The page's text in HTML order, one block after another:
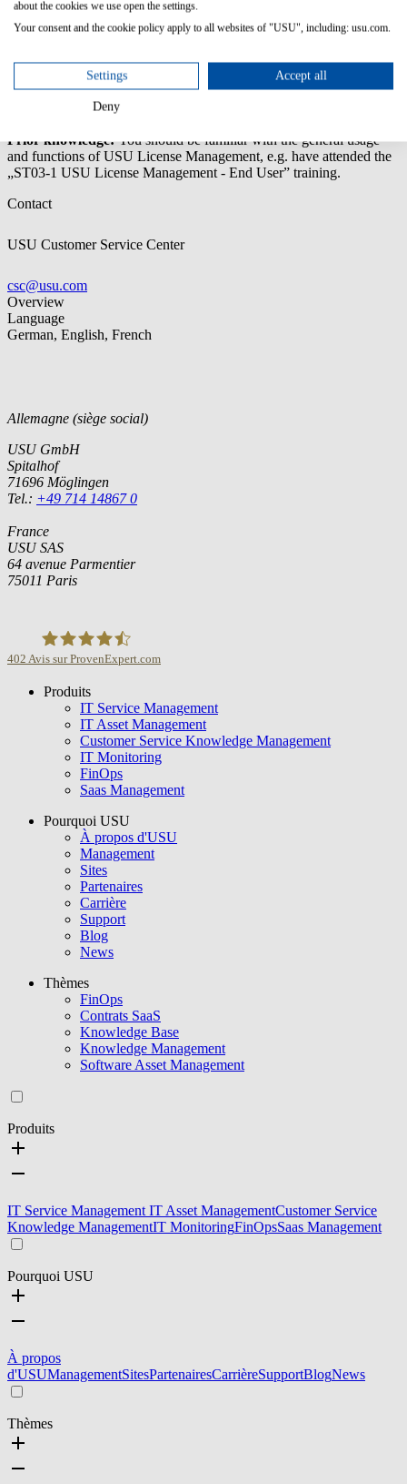
Get a general overview of SAM roles (User Administrator,
Application Interface Administrator, Software Inventory
Balance Manager) and their specific tasks
Review the existing roles in your organization
Map the required roles for implementation to your existing
role structure
Prior knowledge:You should be familiar with the general usage
and functions of USU License Management, e.g. have attended the
„ST03-1 USU License Management - End User” training.
Contact
USU Customer Service Center
csc@usu.com
Overview
Language
German, English, French
Allemagne (siège social)
USU GmbH
Spitalhof
71696 Möglingen
Tel.: +49 714 14867 0
France
USU SAS
64 avenue Parmentier
75011 Paris
USU GmbH
402 Avis sur ProvenExpert.com
Produits
IT Service Management
IT Asset Management
Customer Service Knowledge Management
IT Monitoring
FinOps
Saas Management
Pourquoi USU
À propos d'USU
Management
Sites
Partenaires
Carrière
Support
Blog
News
Thèmes
FinOps
Contrats SaaS
Knowledge Base
Knowledge Management
Software Asset Management
Produits
IT Service Management IT Asset ManagementCustomer Service
Knowledge ManagementIT MonitoringFinOpsSaas Management
Pourquoi USU
À propos
d'USUManagementSitesPartenairesCarrièreSupportBlogNews
Thèmes
about the cookies we use open the settings.
Your consent and the cookie policy apply to all websites of "USU", including: usu.com.
Settings Accept all
Deny